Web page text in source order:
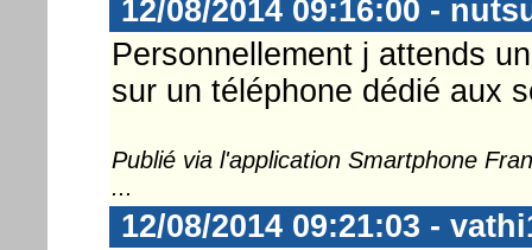
12/08/2014 09:16:00 -
Personnellement j attends
sur un téléphone dédié aux
Publié via l'application Smartphone
...
12/08/2014 09:21:03 -